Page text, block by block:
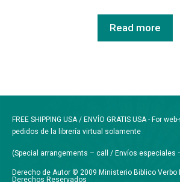
Read more
FREE SHIPPING USA / ENVÍO GRATIS USA - For
pedidos de la librería virtual solamente
(Special arrangements – call / Envíos especiales
Derecho de Autor © 2009 Ministerio Biblico Verbo
Derechos Reservados